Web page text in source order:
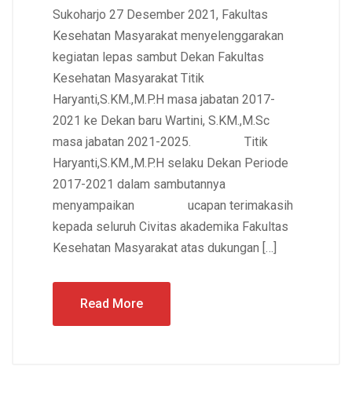
Sukoharjo 27 Desember 2021, Fakultas
Kesehatan Masyarakat menyelenggarakan
kegiatan lepas sambut Dekan Fakultas
Kesehatan Masyarakat Titik
Haryanti,S.KM.,M.P.H masa jabatan 2017-
2021 ke Dekan baru Wartini, S.KM.,M.Sc
masa jabatan 2021-2025. Titik
Haryanti,S.KM.,M.P.H selaku Dekan Periode
2017-2021 dalam sambutannya
menyampaikan ucapan terimakasih
kepada seluruh Civitas akademika Fakultas
Kesehatan Masyarakat atas dukungan […]
Read More